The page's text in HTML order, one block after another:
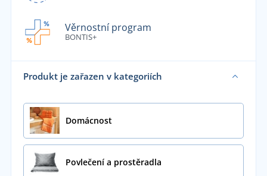
Věrnostní program
BONTIS+
Produkt je zařazen v kategoriích
Domácnost
Povlečení a prostěradla